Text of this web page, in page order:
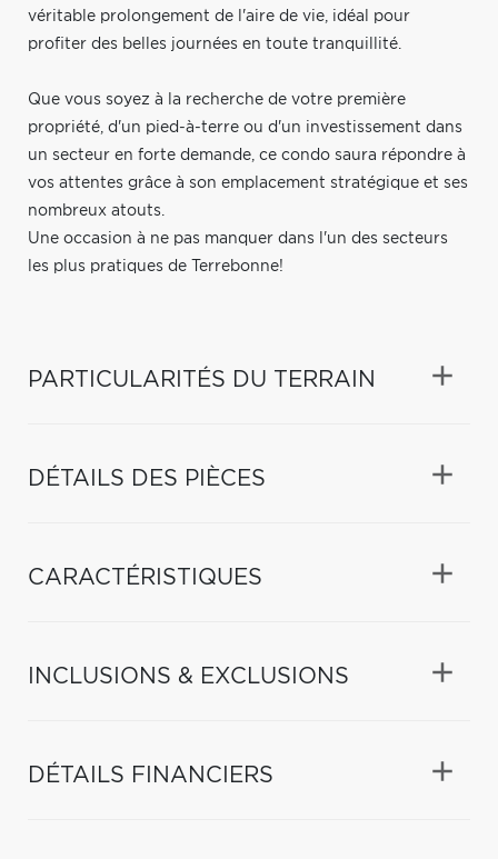
véritable prolongement de l'aire de vie, idéal pour
profiter des belles journées en toute tranquillité.
Que vous soyez à la recherche de votre première
propriété, d'un pied-à-terre ou d'un investissement dans
un secteur en forte demande, ce condo saura répondre à
vos attentes grâce à son emplacement stratégique et ses
nombreux atouts.
Une occasion à ne pas manquer dans l'un des secteurs
les plus pratiques de Terrebonne!
PARTICULARITÉS DU TERRAIN
DÉTAILS DES PIÈCES
CARACTÉRISTIQUES
INCLUSIONS & EXCLUSIONS
DÉTAILS FINANCIERS